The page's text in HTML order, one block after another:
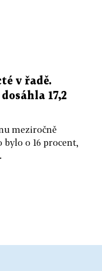
v řadě.
17,2
meziročně
bylo o 16 procent,